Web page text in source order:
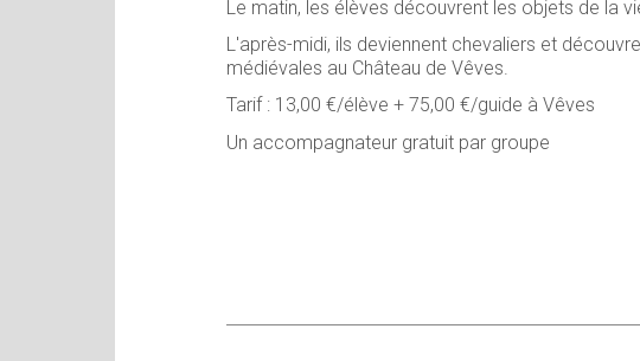
Le matin, les élèves découvrent les objets de la
L'après-midi, ils deviennent chevaliers et
médiévales au Château de Vêves.
Tarif : 13,00 €/élève + 75,00 €/guide à Vêves
Un accompagnateur gratuit par groupe